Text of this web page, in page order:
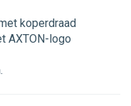
koperdraad
AXTON-logo